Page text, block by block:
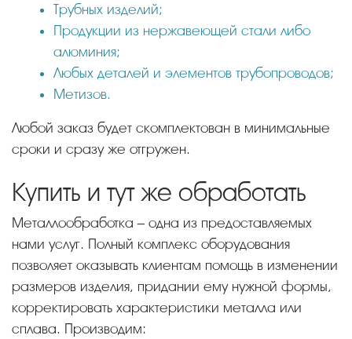
Трубных изделий;
Продукции из нержавеющей стали либо
алюминия;
Любых деталей и элементов трубопроводов;
Метизов.
Любой заказ будет скомплектован в минимальные
сроки и сразу же отгружен.
Купить и тут же обработать
Металлообработка – одна из предоставляемых
нами услуг. Полный комплекс оборудования
позволяет оказывать клиентам помощь в изменении
размеров изделия, придании ему нужной формы,
корректировать характеристики металла или
сплава. Производим: